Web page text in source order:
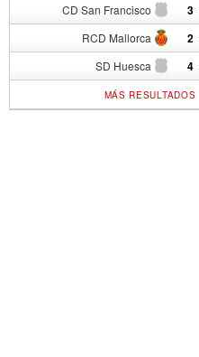
CD San Francisco 3
RCD Mallorca 2
SD Huesca 4
MÁS RESULTADOS